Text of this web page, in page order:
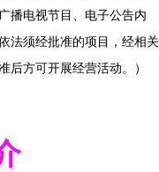
播电视节目、电子公告内
法须经批准的项目，经相关
后方可开展经营活动。）